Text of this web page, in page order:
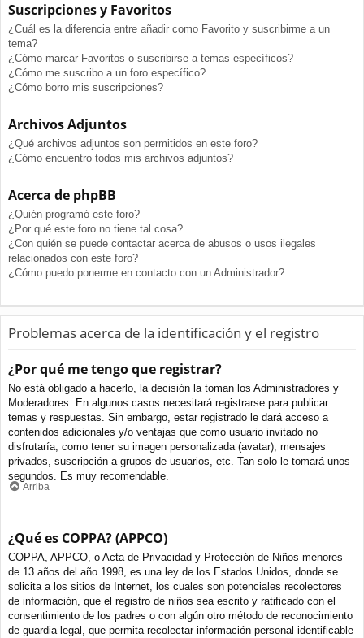
Suscripciones y Favoritos
¿Cuál es la diferencia entre añadir como Favorito y suscribirme a un
tema?
¿Cómo marcar Favoritos o suscribirse a temas específicos?
¿Cómo me suscribo a un foro específico?
¿Cómo borro mis suscripciones?
Archivos Adjuntos
¿Qué archivos adjuntos son permitidos en este foro?
¿Cómo encuentro todos mis archivos adjuntos?
Acerca de phpBB
¿Quién programó este foro?
¿Por qué este foro no tiene tal cosa?
¿Con quién se puede contactar acerca de abusos o usos ilegales
relacionados con este foro?
¿Cómo puedo ponerme en contacto con un Administrador?
Problemas acerca de la identificación y el registro
¿Por qué me tengo que registrar?
No está obligado a hacerlo, la decisión la toman los Administradores y
Moderadores. En algunos casos necesitará registrarse para publicar
temas y respuestas. Sin embargo, estar registrado le dará acceso a
contenidos adicionales y/o ventajas que como usuario invitado no
disfrutaría, como tener su imagen personalizada (avatar), mensajes
privados, suscripción a grupos de usuarios, etc. Tan solo le tomará unos
segundos. Es muy recomendable.
Arriba
¿Qué es COPPA? (APPCO)
COPPA, APPCO, o Acta de Privacidad y Protección de Niños menores
de 13 años del año 1998, es una ley de los Estados Unidos, donde se
solicita a los sitios de Internet, los cuales son potenciales recolectores
de información, que el registro de niños sea escrito y ratificado con el
consentimiento de los padres o con algún otro método de reconocimiento
de guardia legal, que permita recolectar información personal identificable